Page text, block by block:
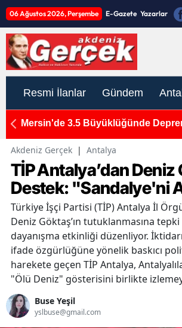
06 Ağustos 2026, Perşembe E-Gazete Yazarlar
Resmi İlanlar Gündem
Mersin'de 3.5 Büyüklüğünde
Akdeniz Gerçek | Antalya
TİP Antalya’dan Deniz
Destek: "Sandalye'ni
Türkiye İşçi Partisi (TİP) Antalya İl
Deniz Göktaş’ın tutuklanmasına
dayanışma etkinliği düzenliyor.
ifade özgürlüğüne yönelik baskıcı
harekete geçen TİP Antalya,
"Ölü Deniz" gösterisini birlikte
Buse Yeşil
yslbuse@gmail.com